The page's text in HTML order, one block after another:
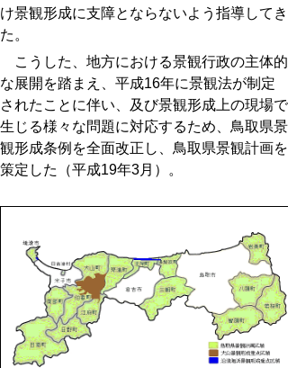
け景観形成に支障とならないよう指導してき
た。
こうした、地方における景観行政の主体的
な展開を踏まえ、平成16年に景観法が制定
されたことに伴い、及び景観形成上の現場で
生じる様々な問題に対応するため、鳥取県景
観形成条例を全面改正し、鳥取県景観計画を
策定した（平成19年3月）。